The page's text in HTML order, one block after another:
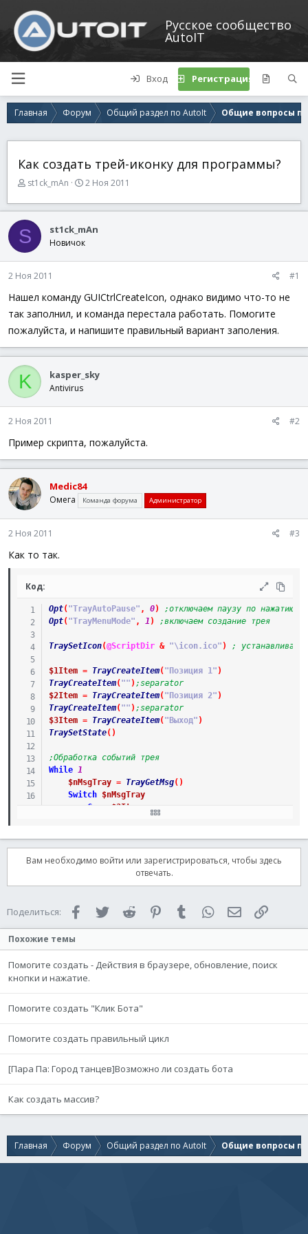
Русское сообщество
AutoIT
Вход Регистрация
Главная Форум Общий раздел по AutoIt Общие вопросы
Как создать трей-иконку для программы?
А
т
о
р
т
е
ы
st1ck_mAn
Д
т
н
а
а
2 Ноя 2011
S st1ck_mAn
Новичок
2 Ноя 2011 #1
Нашел команду GUICtrlCreateIcon, однако видимо что-то не
так заполнил, и команда перестала работать. Помогите
пожалуйста, и напишите правильный вариант заполения.
K kasper_sky
Antivirus
2 Ноя 2011 #2
Пример скрипта, пожалуйста.
Medic84
Омега Команда форума Администратор
2 Ноя 2011 #3
Как то так.
Код:
Opt( "TrayAutoPause" , 0)
;отключаем паузу по нажатию
Opt( "TrayMenuMode" , 1 ) ;включаем создание трея
TraySetIcon(@ScriptDir & "\icon.ico" ) ;
$1Item = TrayCreateItem( "Позиция 1" )
TrayCreateItem( "" ) ;separator
$2Item = TrayCreateItem( "Позиция 2" )
TrayCreateItem( "" ) ;separator
$3Item = TrayCreateItem( "Выход" )
TraySetState( )
;Обработка событий трея
While 1
$nMsgTray = TrayGetMsg( )
Switch
$nMsgTray
Case
$3Item
Вам необходимо войти или зарегистрироваться, чтобы здесь
отвечать.
Поделиться: FacebookTwitter Reddit PinterestTumblr WhatsAppЭлектронная
Похожие темы
Помогите создать - Действия в браузере, обновление, поиск
кнопки и нажатие.
Помогите создать "Клик Бота"
Помогите создать правильный цикл
[Пара Па: Город танцев]Возможно ли создать бота
Как создать массив?
Главная Форум Общий раздел по AutoIt Общие вопросы